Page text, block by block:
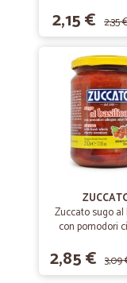
2,15 € 2,35
Zuccato sugo al
con pomodori
interi freschi
2,85 € 3,09